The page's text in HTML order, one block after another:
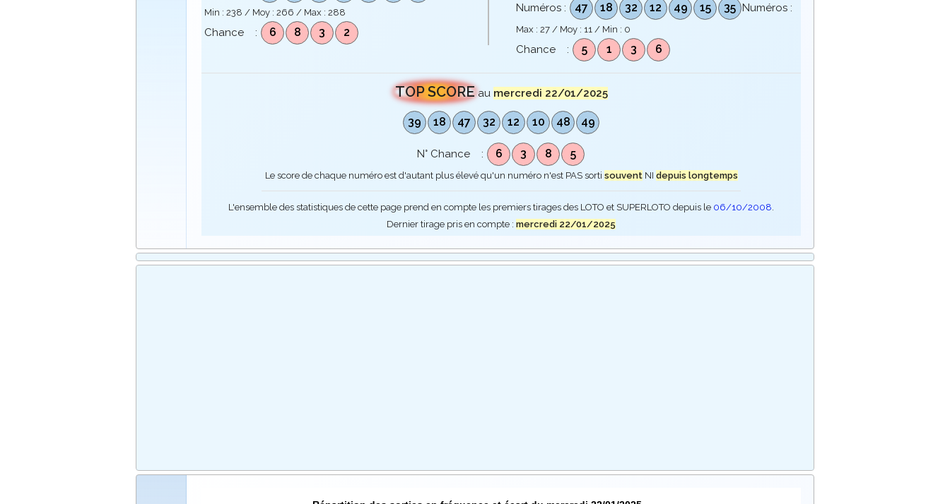
Min :238 / Moy :266 / Max :288
Chance : 6 8 3 2
Numéros : 47 18 32 12 49 15 35 Numéros :
Max : 27 / Moy : 11 / Min : 0
Chance : 5 1 3 6
TOP SCORE au mercredi 22/01/2025
39 18 47 32 12 10 48 49
N° Chance : 6 3 8 5
Le score de chaque numéro est d'autant plus élevé qu'un numéro n'est PAS sorti souventNI depuis longtemps
L'ensemble des statistiques de cette page prend en compte les premiers tirages des LOTO et SUPERLOTO depuis le 06/10/2008.
Dernier tirage pris en compte : mercredi 22/01/2025